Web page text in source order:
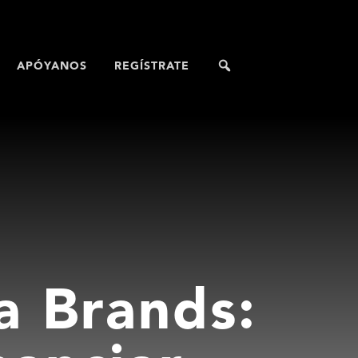
APÓYANOS REGÍSTRATE
Brands: